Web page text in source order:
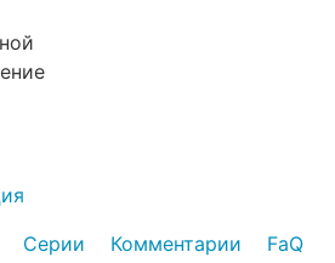
Серии Комментарии
FaQ